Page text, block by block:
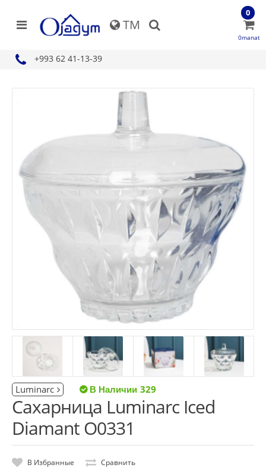
TM
+993 62 41-13-39
0
0manat
Luminarc 329
Сахарница Luminarc Iced
Diamant O0331
В Избранные Сравнить